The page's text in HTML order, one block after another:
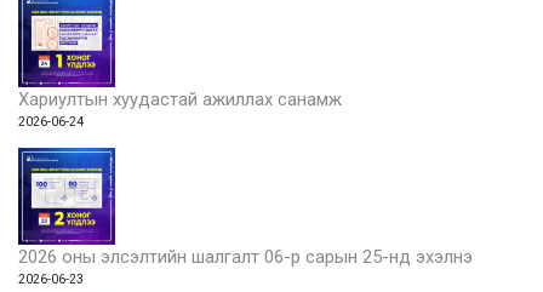
Хариултын хуудастай ажиллах санамж
2026-06-24
2026 оны элсэлтийн шалгалт 06-р сарын 25-нд эхэлнэ
2026-06-23